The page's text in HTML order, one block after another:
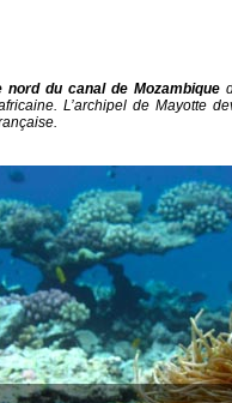
du canal de Mozambique
L’archipel de Mayotte